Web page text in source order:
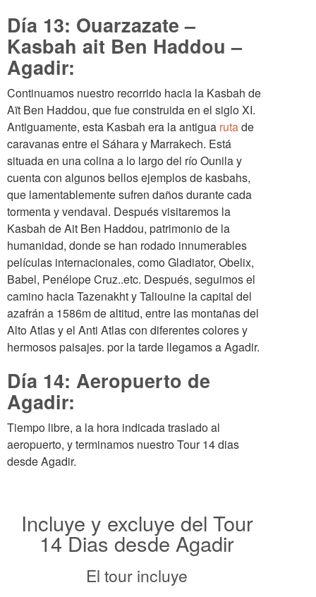
Día 13: Ouarzazate –
Kasbah ait Ben Haddou –
Agadir:
Continuamos nuestro recorrido hacia la Kasbah de
Aït Ben Haddou, que fue construida en el siglo XI.
Antiguamente, esta Kasbah era la antigua rutade
caravanas entre el Sáhara y Marrakech. Está
situada en una colina a lo largo del río Ounila y
cuenta con algunos bellos ejemplos de kasbahs,
que lamentablemente sufren daños durante cada
tormenta y vendaval. Después visitaremos la
Kasbah de Ait Ben Haddou, patrimonio de la
humanidad, donde se han rodado innumerables
películas internacionales, como Gladiator, Obelix,
Babel, Penélope Cruz..etc. Después, seguimos el
camino hacia Tazenakht y Taliouine la capital del
azafrán a 1586m de altitud, entre las montañas del
Alto Atlas y el Anti Atlas con diferentes colores y
hermosos paisajes. por la tarde llegamos a Agadir.
Día 14: Aeropuerto de
Agadir:
Tiempo libre, a la hora indicada traslado al
aeropuerto, y terminamos nuestro Tour 14 dias
desde Agadir.
Incluye y excluye del Tour
14 Dias desde Agadir
El tour incluye